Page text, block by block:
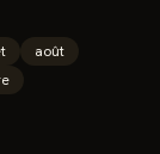
août